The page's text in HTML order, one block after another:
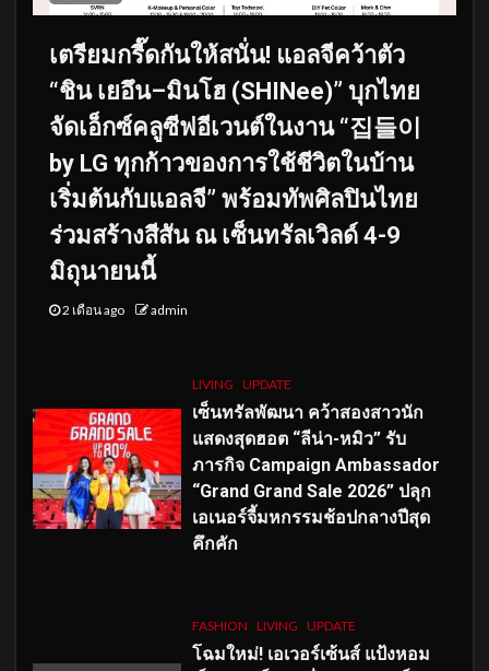
เตรียมกรี๊ดกันให้สนั่น! แอลจีคว้าตัว
“ชิน เยอึน–มินโฮ (SHINee)” บุกไทย
จัดเอ็กซ์คลูซีฟอีเวนต์ในงาน “집들이
by LG ทุกก้าวของการใช้ชีวิตในบ้าน
เริ่มต้นกับแอลจี” พร้อมทัพศิลปินไทย
ร่วมสร้างสีสัน ณ เซ็นทรัลเวิลด์ 4-9
มิถุนายนนี้
2 เดือน ago admin
LIVING UPDATE
เซ็นทรัลพัฒนา คว้าสองสาวนัก
แสดงสุดฮอต “ลีน่า-หมิว” รับ
ภารกิจ Campaign Ambassador
“Grand Grand Sale 2026” ปลุก
เอเนอร์จี้มหกรรมช้อปกลางปีสุด
คึกคัก
FASHION LIVING UPDATE
โฉมใหม่! เอเวอร์เซ้นส์ แป้งหอม